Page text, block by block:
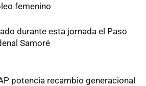
femenino
durante esta jornada el Paso
Samoré
potencia recambio generacional